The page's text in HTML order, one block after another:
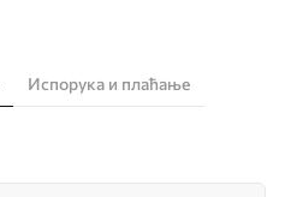
Испорука и плаћање